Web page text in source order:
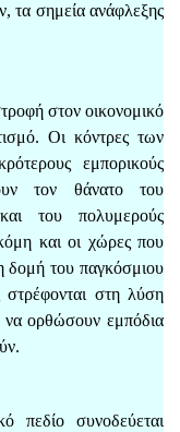
τα σημεία ανάφλεξης
στον οικονομικό
Οι κόντρες των
εμπορικούς
τον θάνατο του
του πολυμερούς
και οι χώρες που
δομή του παγκόσμιου
στρέφονται στη λύση
να ορθώσουν εμπόδια
πεδίο συνοδεύεται